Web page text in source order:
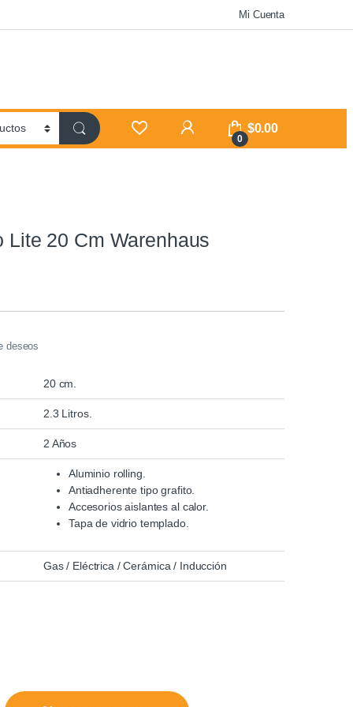
Mi Cuenta
0
$0.00
Lite 20 Cm Warenhaus
deseos
20 cm.
2.3 Litros.
2 Años
Aluminio rolling.
Antiadherente tipo grafito.
Accesorios aislantes al calor.
Tapa de vidrio templado.
Gas / Eléctrica / Cerámica / Inducción